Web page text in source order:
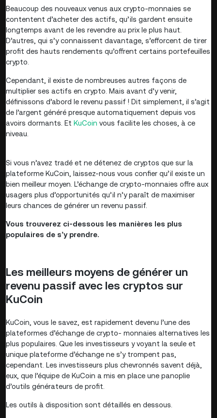
Beaucoup des nouveaux venus aux crypto-monnaies se
contentent d’acheter des actifs, qu’ils gardent ensuite
longtemps avant de les revendre au prix le plus haut.
D’autres, qui s’y connaissent davantage, s’efforcent de tirer
profit des hauts rendements qu’offrent certains portefeuilles
crypto.
Cependant, il existe de nombreuses autres façons de
multiplier ses actifs en crypto. Mais avant d’y venir,
définissons d’abord le revenu passif ! Dit simplement, il s’agit
de l’argent généré presque automatiquement depuis vos
avoirs dormants. Et KuCoin vous facilite les choses, à ce
niveau.
Si vous n’avez tradé et ne détenez de cryptos que sur la
plateforme KuCoin, laissez-nous vous confier qu’il existe un
bien meilleur moyen. L’échange de crypto-monnaies offre aux
usagers plus d’opportunités qu’il n’y paraît de maximiser
leurs chances de générer un revenu passif.
Vous trouverez ci-dessous les manières les plus
populaires de s’y prendre.
Les meilleurs moyens de générer un
revenu passif avec les cryptos sur
KuCoin
KuCoin, vous le savez, est rapidement devenu l’une des
plateformes d’échange de crypto- monnaies alternatives les
plus populaires. Que les investisseurs y voyant la seule et
unique plateforme d’échange ne s’y trompent pas,
cependant. Les investisseurs plus chevronnés savent déjà,
eux, que l’équipe de KuCoin a mis en place une panoplie
d’outils générateurs de profit.
Les outils à disposition sont détaillés en dessous.